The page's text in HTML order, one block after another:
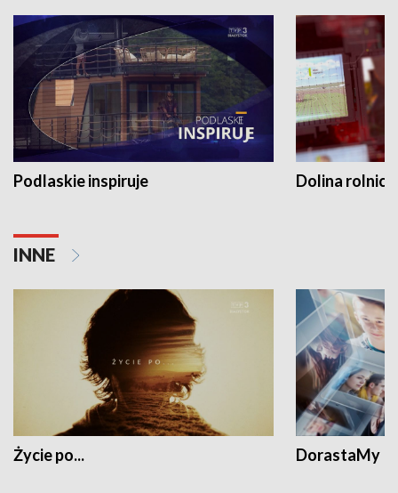
Podlaskie inspiruje Dolina
INNE
Życie po... DorastaMy